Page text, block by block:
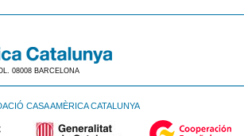
08008 BARCELONA
CASA AMÈRICA CATALUNYA